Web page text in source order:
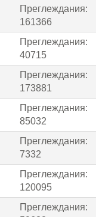
Преглеждания:
161366
Преглеждания:
40715
Преглеждания:
173881
Преглеждания:
85032
Преглеждания:
7332
Преглеждания:
120095
Преглеждания: